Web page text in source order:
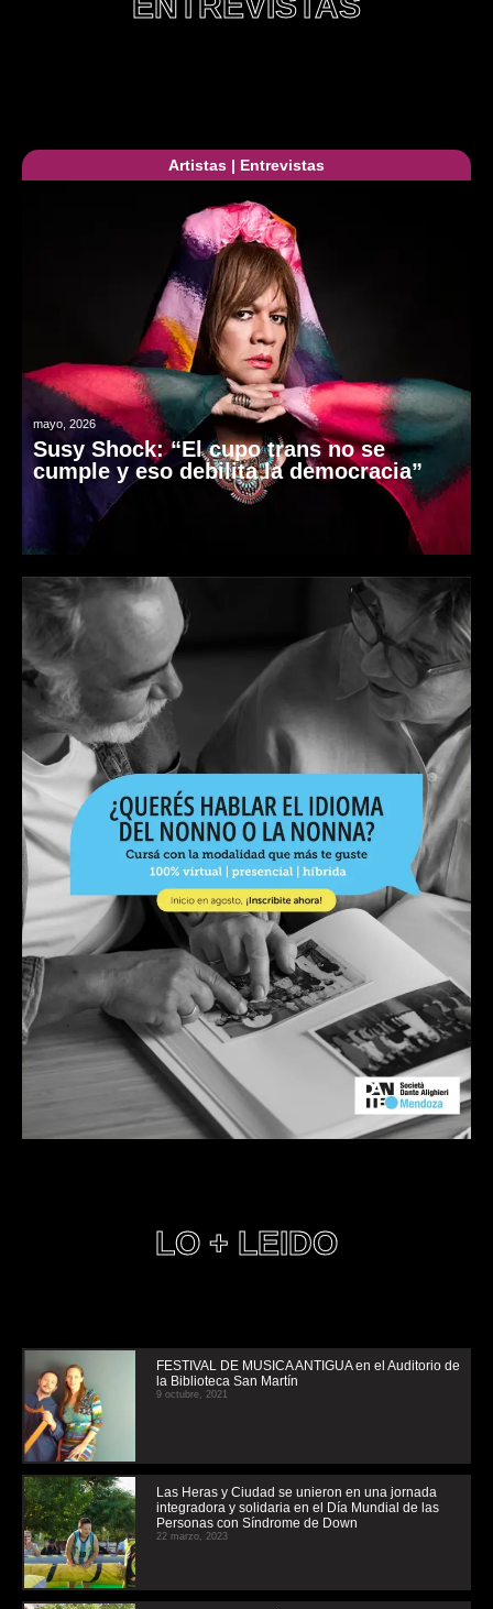
Artistas | Entrevistas
mayo, 2026
Susy Shock: “El cupo trans no se
cumple y eso debilita la democracia”
LO + LEIDO
FESTIVAL DE MUSICA ANTIGUA en el Auditorio de
la Biblioteca San Martín
9 octubre, 2021
Las Heras y Ciudad se unieron en una jornada
integradora y solidaria en el Día Mundial de las
Personas con Síndrome de Down
22 marzo, 2023